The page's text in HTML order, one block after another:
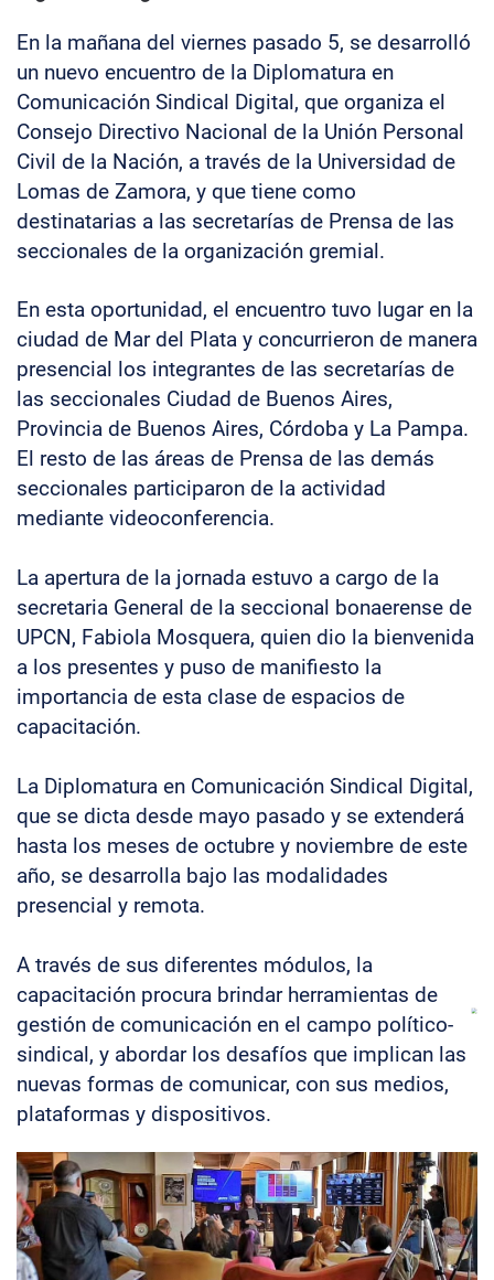
En la mañana del viernes pasado 5, se desarrolló
un nuevo encuentro de la Diplomatura en
Comunicación Sindical Digital, que organiza el
Consejo Directivo Nacional de la Unión Personal
Civil de la Nación, a través de la Universidad de
Lomas de Zamora, y que tiene como
destinatarias a las secretarías de Prensa de las
seccionales de la organización gremial.
En esta oportunidad, el encuentro tuvo lugar en la
ciudad de Mar del Plata y concurrieron de manera
presencial los integrantes de las secretarías de
las seccionales Ciudad de Buenos Aires,
Provincia de Buenos Aires, Córdoba y La Pampa.
El resto de las áreas de Prensa de las demás
seccionales participaron de la actividad
mediante videoconferencia.
La apertura de la jornada estuvo a cargo de la
secretaria General de la seccional bonaerense de
UPCN, Fabiola Mosquera, quien dio la bienvenida
a los presentes y puso de manifiesto la
importancia de esta clase de espacios de
capacitación.
La Diplomatura en Comunicación Sindical Digital,
que se dicta desde mayo pasado y se extenderá
hasta los meses de octubre y noviembre de este
año, se desarrolla bajo las modalidades
presencial y remota.
A través de sus diferentes módulos, la
capacitación procura brindar herramientas de
gestión de comunicación en el campo político-
sindical, y abordar los desafíos que implican las
nuevas formas de comunicar, con sus medios,
plataformas y dispositivos.